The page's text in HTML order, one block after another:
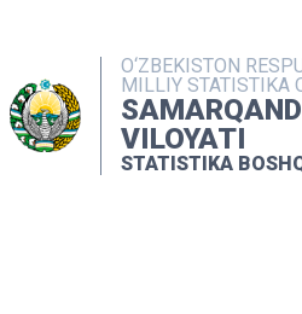
O‘ZBEKISTON
MILLIY STATISTIKA
SAMARQAND
VILOYATI
STATISTIKA
MATBUOT